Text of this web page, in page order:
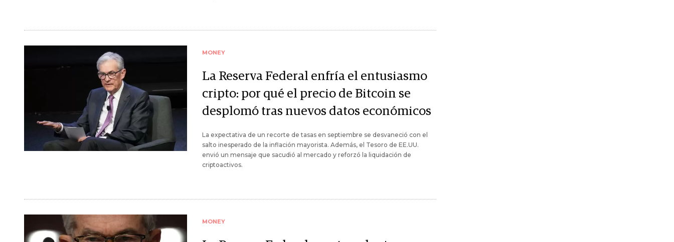
MONEY
La Reserva Federal enfría el entusiasmo
cripto: por qué el precio de Bitcoin se
desplomó tras nuevos datos económicos
La expectativa de un recorte de tasas en septiembre se desvaneció con el
salto inesperado de la inflación mayorista. Además, el Tesoro de EE.UU.
envió un mensaje que sacudió al mercado y reforzó la liquidación de
criptoactivos.
MONEY